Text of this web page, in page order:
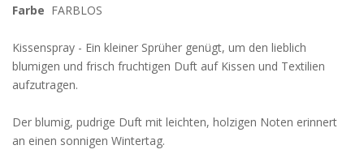
Farbe FARBLOS
Kissenspray - Ein kleiner Sprüher genügt, um den lieblich
blumigen und frisch fruchtigen Duft auf Kissen und Textilien
aufzutragen.
Der blumig, pudrige Duft mit leichten, holzigen Noten erinnert
an einen sonnigen Wintertag.